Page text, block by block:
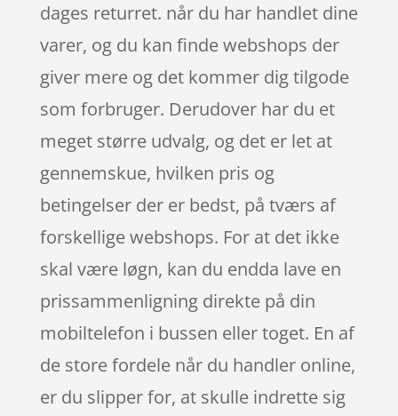
dages returret. når du har handlet dine
varer, og du kan finde webshops der
giver mere og det kommer dig tilgode
som forbruger. Derudover har du et
meget større udvalg, og det er let at
gennemskue, hvilken pris og
betingelser der er bedst, på tværs af
forskellige webshops. For at det ikke
skal være løgn, kan du endda lave en
prissammenligning direkte på din
mobiltelefon i bussen eller toget. En af
de store fordele når du handler online,
er du slipper for, at skulle indrette sig